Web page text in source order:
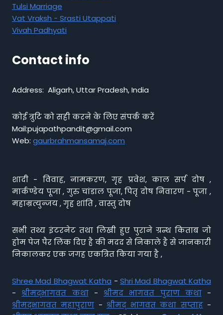
Tulsi Marriage
Vat Vraksh - Srasti Utappati
Vivah Padhyati
Contact info
Address: Aligarh, Uttar Pradesh, India
कोई त्रुटि को सही करने के लिए संपर्क करें
Mail:pujapathpandit@gmail.com
Web: gaurbrahmansamaj.com
शादी - विवाह, नामकरण, गृह प्रवेश, काल सर्प दोष ,
मार्कण्डेय पूजा , गुरु चांडाल पूजा, पितृ दोष निवारण - पूजा ,
महाम्रत्युन्जय , गृह शांति , वास्तु दोष
सभी तथ्य इंटरनेट तथा लिखी हुए पुराने ग्रन्थ किताब जो
होम पेज पैर लिंक दिए है की मदद से निकाले है से जानकारी
निकालकर एक जगह एकत्रित किया गया है ,
Shree Mad Bhagwat Katha - Shri Mad Bhagwat Katha
- श्रीमद्भागवत कथा- श्रीमद भागवत पुराण कथा-
श्रीमद्भागवत महापुराण - श्रीमद् भागवत कथा सप्ताह-